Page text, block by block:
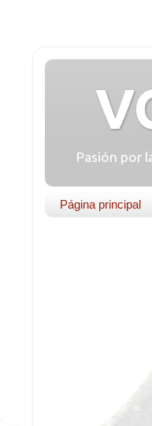
Pasión por
Página principal